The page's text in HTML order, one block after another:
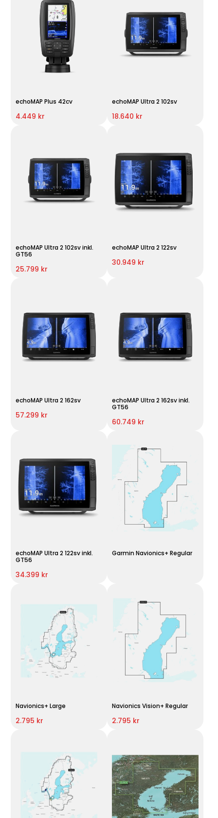
echoMAP Plus 42cv
4.449 kr
echoMAP Ultra 2 102sv
18.640 kr
echoMAP Ultra 2 102sv inkl.
GT56
25.799 kr
echoMAP Ultra 2 122sv
30.949 kr
echoMAP Ultra 2 162sv
57.299 kr
echoMAP Ultra 2 162sv inkl.
GT56
60.749 kr
echoMAP Ultra 2 122sv inkl.
GT56
34.399 kr
Garmin Navionics+ Regular
Navionics+ Large
2.795 kr
Navionics Vision+ Regular
2.795 kr